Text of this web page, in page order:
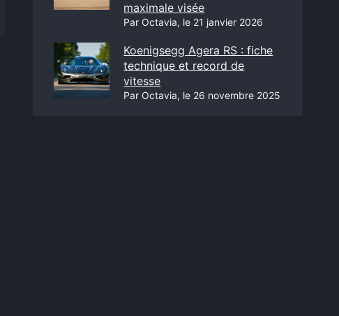
maximale visée
Par Octavia, le 21 janvier 2026
Koenigsegg Agera RS : fiche
technique et record de
vitesse
Par Octavia, le 26 novembre 2025